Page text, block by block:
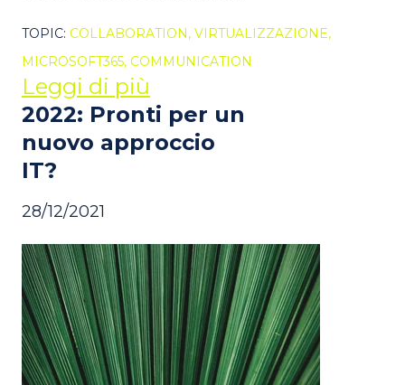
TOPIC: COLLABORATION, VIRTUALIZZAZIONE,
MICROSOFT365, COMMUNICATION
Leggi di più
2022: Pronti per un
nuovo approccio
IT?
28/12/2021